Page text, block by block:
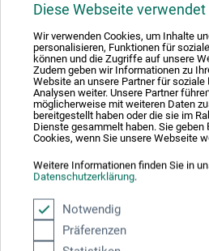
Diese Webseite verwendet
Wir verwenden Cookies, um Inhalte
personalisieren, Funktionen für
können und die Zugriffe auf unsere
Zudem geben wir Informationen zu
Website an unsere Partner für soziale
Analysen weiter. Unsere Partner
möglicherweise mit weiteren Daten
bereitgestellt haben oder die sie im
Dienste gesammelt haben. Sie geben
Cookies, wenn Sie unsere Webseite
Weitere Informationen finden Sie in
Datenschutzerklärung.
Notwendig
Präferenzen
Hier finden Sie wichtige
diesem
Sicherheitsdatenblatt
CH_DE_Schmincke_Aqua-